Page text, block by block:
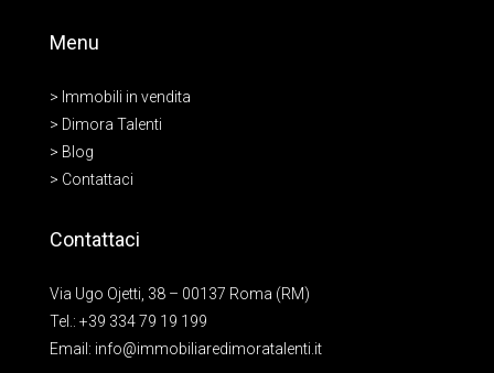
Menu
> Immobili in vendita
> Dimora Talenti
> Blog
> Contattaci
Contattaci
Via Ugo Ojetti, 38 – 00137 Roma (RM)
Tel.: +39 334 79 19 199
Email: info@immobiliaredimoratalenti.it